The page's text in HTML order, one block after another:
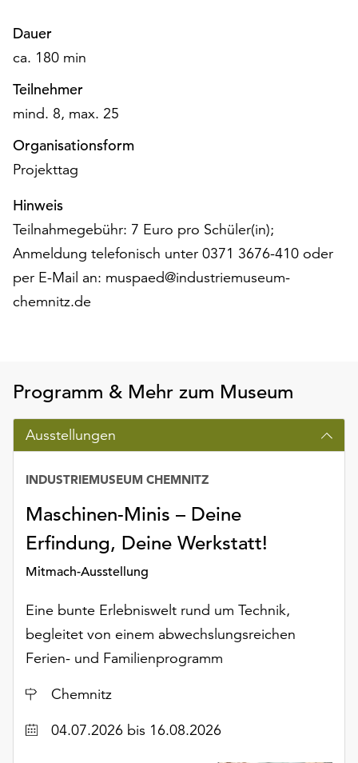
Datenschutzerklärung
oder
Impressum
Dauer
ca. 180 min
Teilnehmer
mind. 8, max. 25
Organisationsform
Projekttag
Hinweis
Teilnahmegebühr: 7 Euro pro Schüler(in);
Anmeldung telefonisch unter 0371 3676-410 oder
per E-Mail an: muspaed@industriemuseum-
chemnitz.de
Programm & Mehr zum Museum
Ausstellungen
Maschinen-Minis – Deine
Erfindung, Deine Werkstatt!
Mitmach-Ausstellung
INDUSTRIEMUSEUM CHEMNITZ
Eine bunte Erlebniswelt rund um Technik,
begleitet von einem abwechslungsreichen
Ferien- und Familienprogramm
Ort
Chemnitz
Datum04.07.2026 bis 16.08.2026